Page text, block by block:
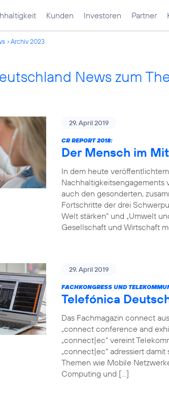
Kunden Investoren Partner
Archiv 2023
News zum
29. April 2019
CR REPORT 2018:
Der Mensch im
In dem heute
Nachhaltigkeitsengagements
auch den gesonderten,
Fortschritte der drei
Welt stärken“ und „Umwelt
Gesellschaft und Wirtschaft
29. April 2019
FACHKONGRESS UND
Telefónica
Das Fachmagazin connect
„connect conference and
„connect|ec“ vereint
„connect|ec“ adressiert
Themen wie Mobile
Computing und […]